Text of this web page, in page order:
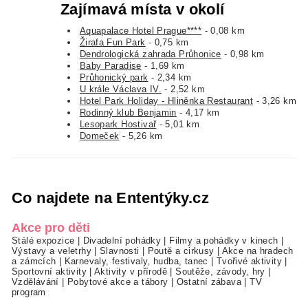
Zajímavá místa v okolí
Aquapalace Hotel Prague**** - 0,08 km
Žirafa Fun Park - 0,75 km
Dendrologická zahrada Průhonice - 0,98 km
Baby Paradise - 1,69 km
Průhonický park - 2,34 km
U krále Václava IV. - 2,52 km
Hotel Park Holiday - Hliněnka Restaurant - 3,26 km
Rodinný klub Benjamin - 4,17 km
Lesopark Hostivař- 5,01 km
Domeček - 5,26 km
Co najdete na Ententýky.cz
Akce pro děti
Stálé expozice Divadelní pohádky Filmy a pohádky v kinech
Výstavy a veletrhy|Slavnosti Poutě a cirkusy
Akce na hradech
a zámcích
Karnevaly, festivaly, hudba, tanec Tvořivé aktivity
Sportovní aktivity|Aktivity v přírodě |Soutěže, závody, hry
Vzdělávání
Pobytové akce a tábory Ostatní zábava |TV
program